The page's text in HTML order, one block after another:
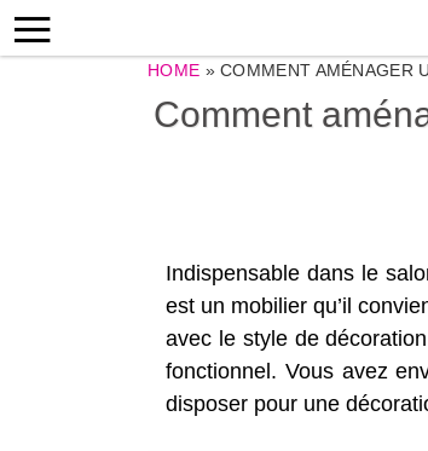
HOME »COMMENT AMÉNAGER
Comment
Indispensable dans le
est un mobilier qu’il
avec le style de
fonctionnel. Vous avez
disposer pour une